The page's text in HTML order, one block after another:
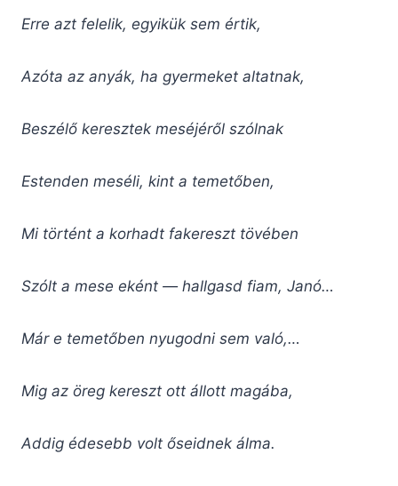
Erre azt felelik, egyikük sem értik,
Azóta az anyák, ha gyermeket altatnak,
Beszélő keresztek meséjéről szólnak
Estenden meséli, kint a temetőben,
Mi történt a korhadt fakereszt tövében
Szólt a mese eként — hallgasd fiam, Janó…
Már e temetőben nyugodni sem való,…
Mig az öreg kereszt ott állott magába,
Addig édesebb volt őseidnek álma.